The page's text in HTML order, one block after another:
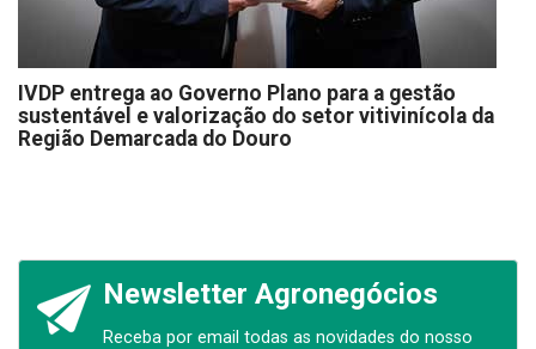
IVDP entrega ao Governo Plano para a gestão
sustentável e valorização do setor vitivinícola da
Região Demarcada do Douro
Newsletter Agronegócios
Receba por email todas as novidades do nosso